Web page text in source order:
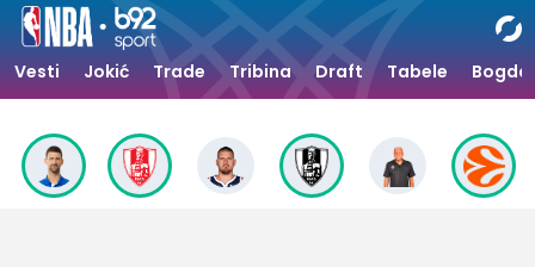
Vesti Jokić Trade Tribina Draft Tabele